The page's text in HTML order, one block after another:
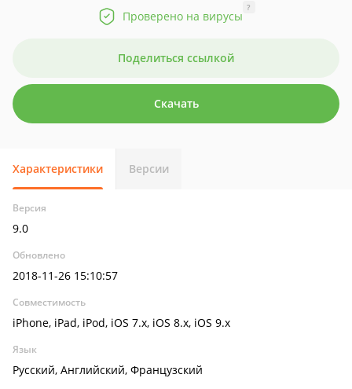
Проверено на вирусы
?
Поделиться ссылкой
Скачать
Характеристики Версии
Версия
9.0
Обновлено
2018-11-26 15:10:57
Совместимость
iPhone, iPad, iPod, iOS 7.x, iOS 8.x, iOS 9.x
Язык
Русский, Английский, Французский